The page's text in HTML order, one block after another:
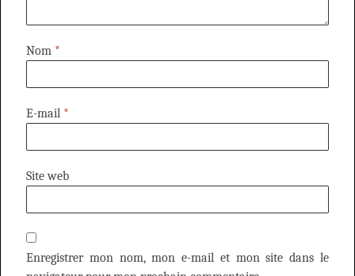
Nom *
E-mail *
Site web
Enregistrer mon nom, mon e-mail et mon site dans le